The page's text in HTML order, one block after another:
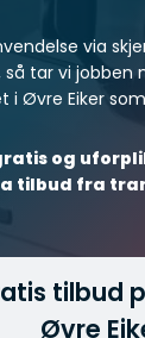
via
tar vi jobben
i Øvre Eiker
og
tilbud fra
tilbud
Øvre